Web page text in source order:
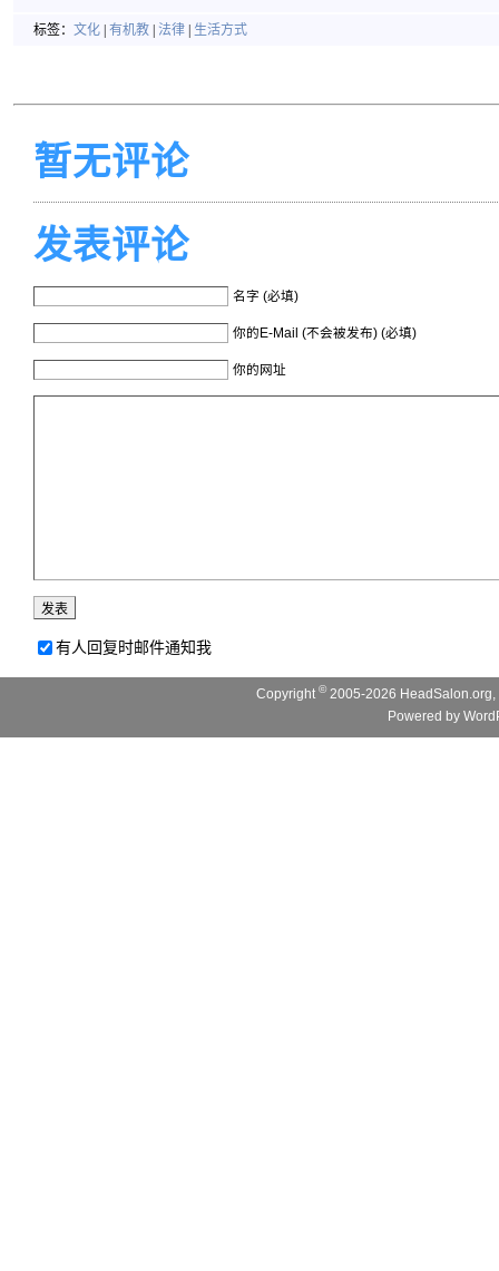
标签： 文化 有机教 法律 生活方式
暂无评论
发表评论
名字 (必填)
你的E-Mail (不会被发布) (必填)
你的网址
有人回复时邮件通知我
Copyright© 2005-2026
Powered by